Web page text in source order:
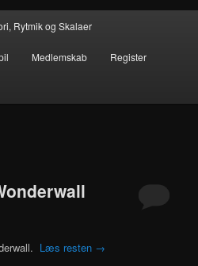
Rytmik og Skalaer
Medlemskab Register
Læs resten →